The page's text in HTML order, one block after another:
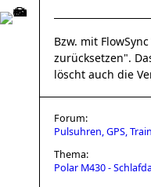
Bzw. mit
zurücksetzen".
löscht auch die
Forum:
Pulsuhren, GPS,
Thema:
Polar M430 -